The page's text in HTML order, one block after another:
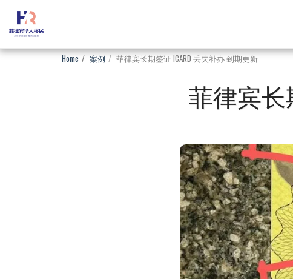
Home 案例 菲律宾长期签证 ICARD 丢失补办 到期更新
菲律宾长